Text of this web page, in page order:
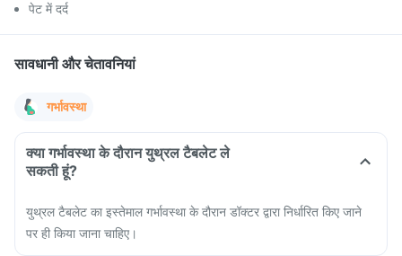
पेट में दर्द
सावधानी और चेतावनियां
गर्भावस्था
क्या गर्भावस्था के दौरान युथ्रल टैबलेट ले
सकती हूं?
युथ्रल टैबलेट का इस्तेमाल गर्भावस्था के दौरान डॉक्टर द्वारा निर्धारित किए जाने
पर ही किया जाना चाहिए।